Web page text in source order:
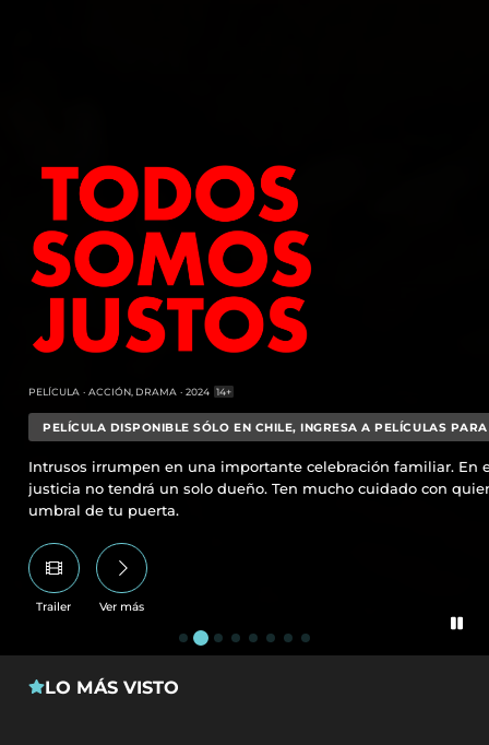
PELÍCULA ACCIÓN, DRAMA 2024 14+
PELÍCULA DISPONIBLE SÓLO EN CHILE, INGRESA A PELÍCULAS
Intrusos irrumpen en una importante celebración familiar. En
justicia no tendrá un solo dueño. Ten mucho cuidado con
umbral de tu puerta.
Trailer Ver más
LO MÁS VISTO